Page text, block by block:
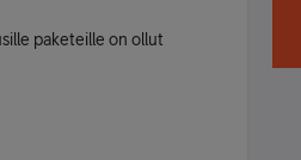
paketeille on ollut